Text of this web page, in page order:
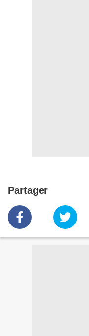
Partager